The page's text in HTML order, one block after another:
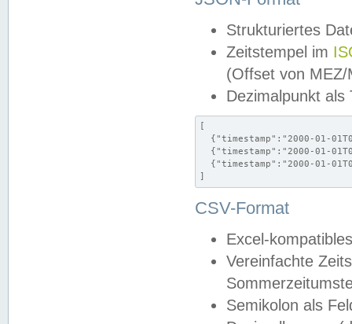
Strukturiertes
Zeitstempel im
(Offset von MEZ/
Dezimalpunkt als
[
{"timestamp":"2000-01-
{"timestamp":"2000-01-
{"timestamp":"2000-01-
]
CSV-Format
Excel-
Vereinfachte
Semikolon als